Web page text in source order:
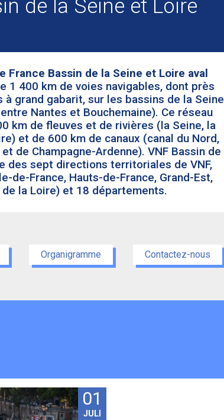
de la Seine et Loire
France Bassin de la Seine et Loire aval
1 400 km de voies navigables, dont près
à grand gabarit, sur les bassins de la Seine
Nantes et Bouchemaine). Ce réseau
km de fleuves et de rivières (la Seine, la
et de 600 km de canaux (canal du Nord,
de Champagne-Ardenne). VNF Bassin de
des sept directions territoriales de VNF,
de-France, Hauts-de-France, Grand-Est,
la Loire) et 18 départements.
Organigramme Contactez-nous
01
JULI